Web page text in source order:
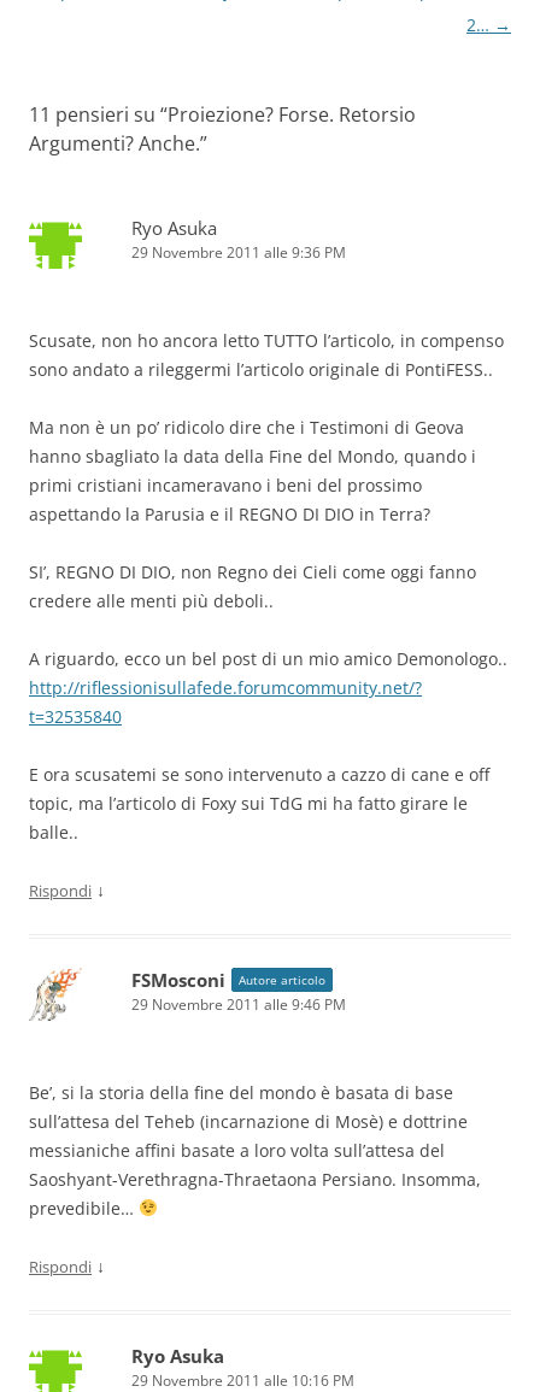
2… →
11 pensieri su “Proiezione? Forse. Retorsio
Argumenti? Anche.”
Ryo Asuka
29 Novembre 2011 alle 9:36 PM
Scusate, non ho ancora letto TUTTO l’articolo, in compenso
sono andato a rileggermi l’articolo originale di PontiFESS..
Ma non è un po’ ridicolo dire che i Testimoni di Geova
hanno sbagliato la data della Fine del Mondo, quando i
primi cristiani incameravano i beni del prossimo
aspettando la Parusia e il REGNO DI DIO in Terra?
SI’, REGNO DI DIO, non Regno dei Cieli come oggi fanno
credere alle menti più deboli..
A riguardo, ecco un bel post di un mio amico Demonologo..
http://riflessionisullafede.forumcommunity.net/?
t=32535840
E ora scusatemi se sono intervenuto a cazzo di cane e off
topic, ma l’articolo di Foxy sui TdG mi ha fatto girare le
balle..
Rispondi ↓
FSMosconi Autore articolo
29 Novembre 2011 alle 9:46 PM
Be’, si la storia della fine del mondo è basata di base
sull’attesa del Teheb (incarnazione di Mosè) e dottrine
messianiche affini basate a loro volta sull’attesa del
Saoshyant-Verethragna-Thraetaona Persiano. Insomma,
prevedibile…
Rispondi ↓
Ryo Asuka
29 Novembre 2011 alle 10:16 PM